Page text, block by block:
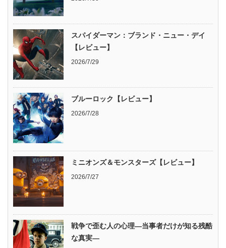
スパイダーマン：ブランド・ニュー・デイ
【レビュー】
2026/7/29
ブルーロック【レビュー】
2026/7/28
ミニオンズ＆モンスターズ【レビュー】
2026/7/27
戦争で歪む人の心理―当事者だけが知る残酷
な真実―